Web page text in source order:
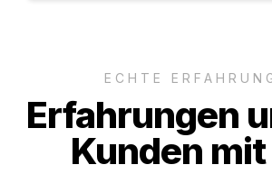
ECHTE
Erfahrungen
Kunden